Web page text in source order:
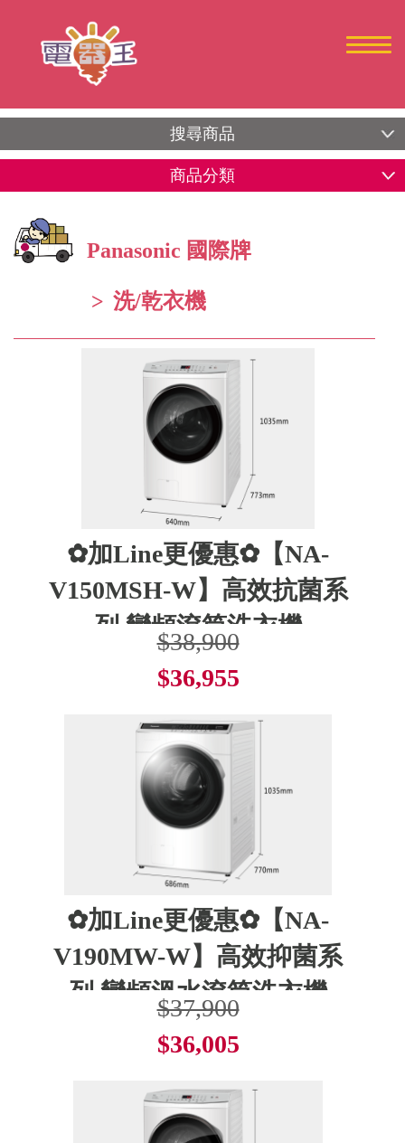
搜尋商品
商品分類
Panasonic 國際牌
洗/乾衣機
了解更多
✿加Line更優惠✿【NA-
V150MSH-W】高效抗菌系
列 變頻滾筒洗衣機
$38,900
$36,955
了解更多
✿加Line更優惠✿【NA-
V190MW-W】高效抑菌系
列 變頻溫水滾筒洗衣機
$37,900
$36,005